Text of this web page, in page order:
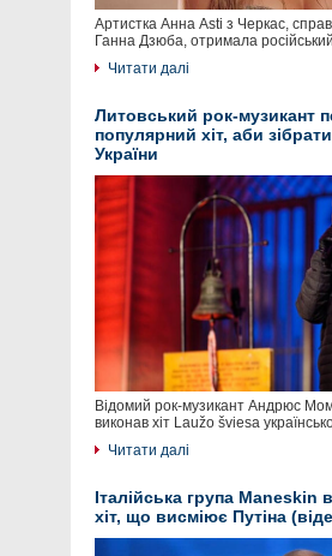
Артистка Анна Asti з Черкас,
Ганна Дзюба, отримала
Читати далі
Литовський рок-музикант
популярний хіт, аби
України
Відомий рок-музикант Андрюс
виконав хіт Laužo šviesa
Читати далі
Італійська група Maneskin
хіт, що висміює Путіна